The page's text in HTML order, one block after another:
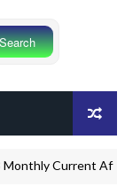
Affairs PDF |